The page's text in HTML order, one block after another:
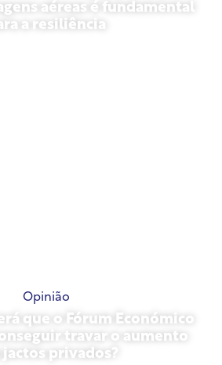
aéreas é fundamental
a resiliência
Opinião
que o Fórum Económico
travar o aumento
jactos privados?